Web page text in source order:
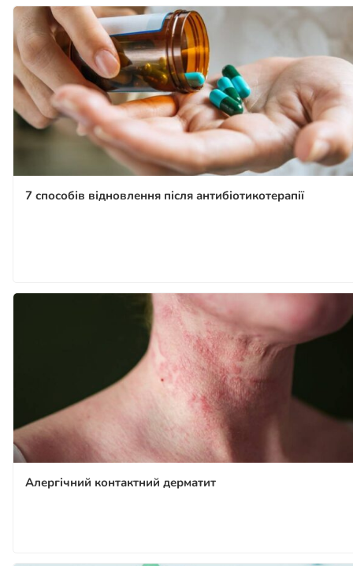
7 способів відновлення після антибіотикотерапії
Алергічний контактний дерматит